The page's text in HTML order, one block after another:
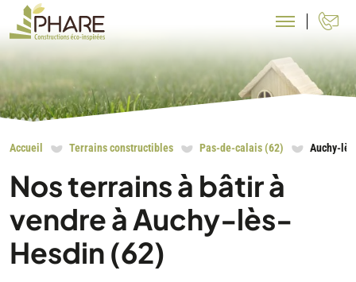
Accueil Terrains constructibles Pas-de-calais (62) Auchy-
Nos terrains à bâtir à
vendre à Auchy-lès-
Hesdin (62)